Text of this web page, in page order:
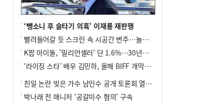
9
외국인 선원 ‘인신매매 경유지’ 된 부산…
10 수사독점 책임 커진 경찰, 방치사건 해결
부랴부랴 속도전
‘뺑소니 후 술타기 의혹’ 이재룡 재판행
빨려들어갈 듯 스크린 속 시공간 변주…놀란의 메시지는 ‘전쟁 속죄’
K팝 아이돌, '밀리언셀러' 단 1.6%…30년간 등장 1182개팀 전수조사
‘라이징 스타’ 배우 김민하, 올해 BIFF 개막식 사회자 확정
친일 논란 빚은 가수 남인수 공개 토론회 열린다.
박나래 전 매니저 ‘공갈미수 혐의’ 구속